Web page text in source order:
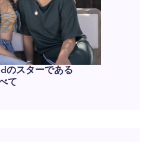
のスターである
て